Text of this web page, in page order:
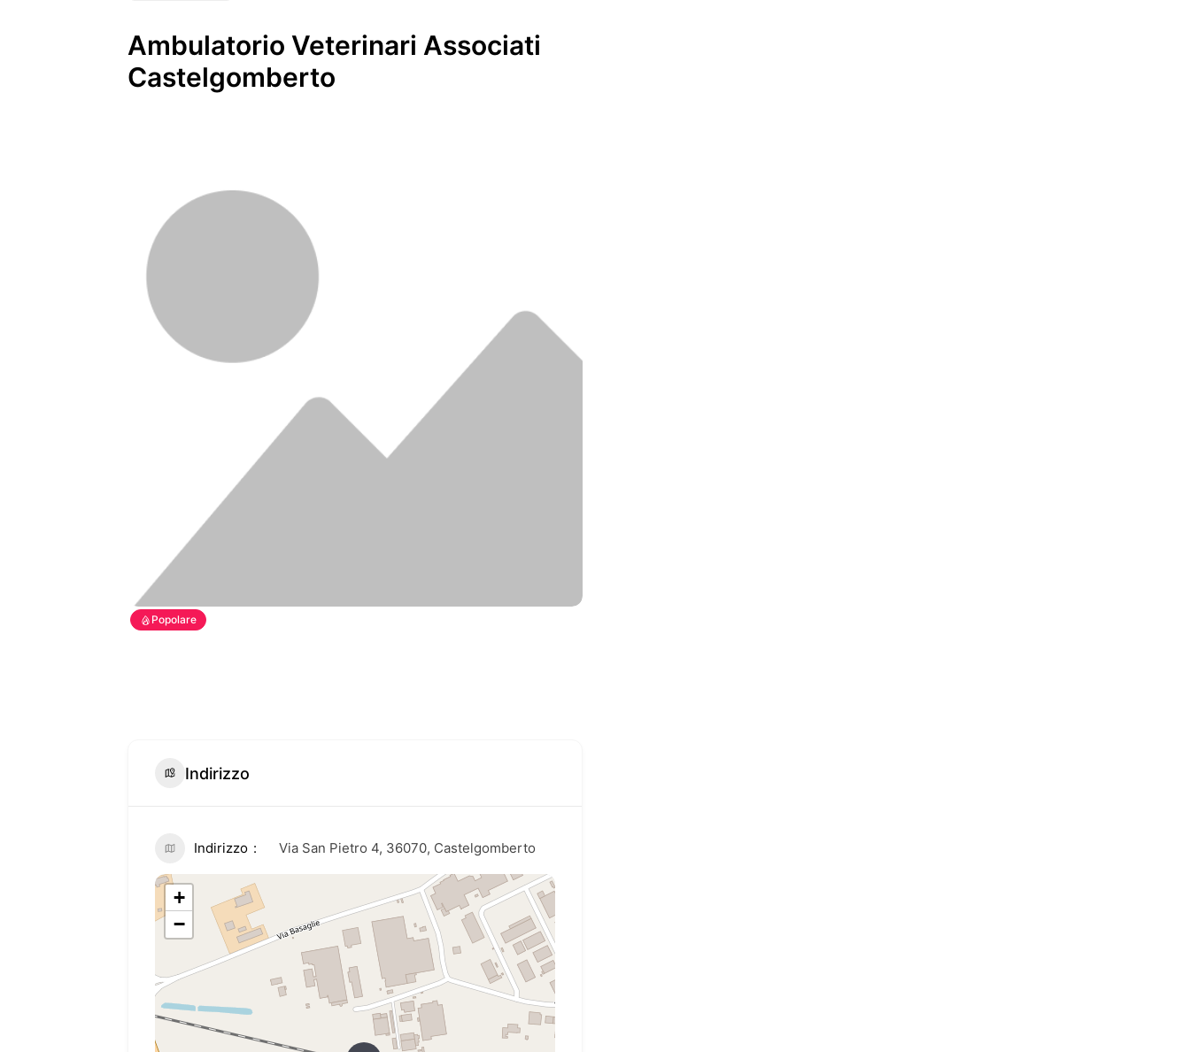
Ambulatorio Veterinari Associati
Castelgomberto
Popolare
Indirizzo
Indirizzo Via San Pietro 4, 36070, Castelgomberto
+
−